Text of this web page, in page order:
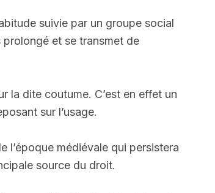
suivie par un groupe social
prolongé et se transmet de
la dite coutume. C’est en effet un
sur l’usage.
l’époque médiévale qui persistera
source du droit.